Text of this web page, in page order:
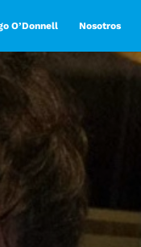
O’Donnell Nosotros